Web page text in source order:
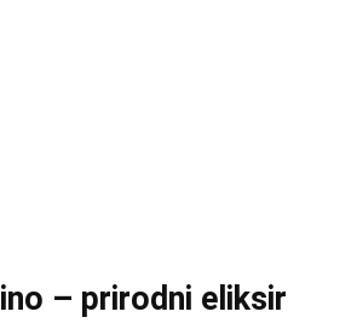
– prirodni eliksir